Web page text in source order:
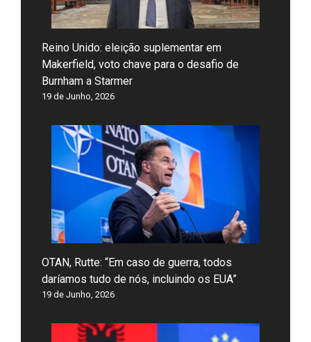
Reino Unido: eleição suplementar em
Makerfield, voto chave para o desafio de
Burnham a Starmer
19 de Junho, 2026
OTAN, Rutte: “Em caso de guerra, todos
daríamos tudo de nós, incluindo os EUA”
19 de Junho, 2026